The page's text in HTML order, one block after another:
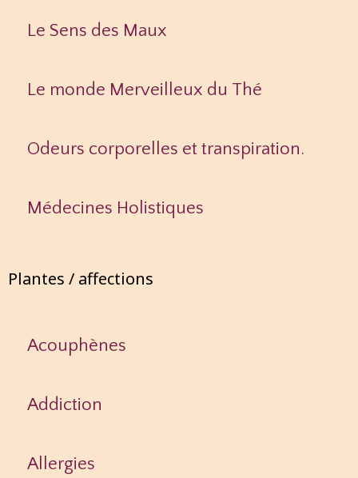
Le Sens des Maux
Le monde Merveilleux du Thé
Odeurs corporelles et transpiration.
Médecines Holistiques
Plantes / affections
Acouphènes
Addiction
Allergies